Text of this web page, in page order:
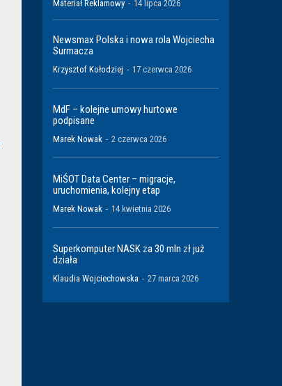
Materiał Reklamowy - 14 lipca 2026
Newsmax Polska i nowa rola Wojciecha
Surmacza
Krzysztof Kołodziej - 17 czerwca 2026
MdF – kolejne umowy hurtowe
podpisane
Marek Nowak - 2 czerwca 2026
MiŚOT Data Center – migracje,
uruchomienia, kolejny etap
Marek Nowak - 14 kwietnia 2026
Superkomputer NASK za 30 mln zł już
działa
Klaudia Wojciechowska - 27 marca 2026